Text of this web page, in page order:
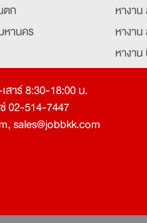
ตก
หานคร
หางา
หางา
หางา
สาร์ 8:30-18:00 น.
02-514-7447
,sales@jobbkk.com